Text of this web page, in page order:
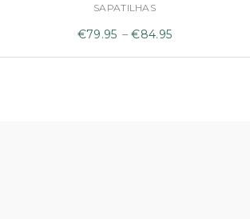
SAPATILHAS
€79.95 – €84.95Price
range: